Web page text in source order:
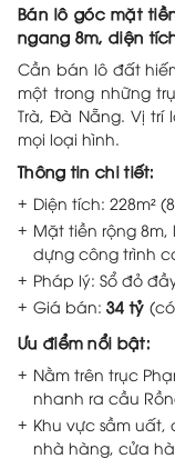
Bán lô góc mặt
ngang 8m, diện
Cần bán lô đất
một trong những
Trà, Đà Nẵng. Vị
mọi loại hình.
Thông tin chi tiết:
Diện tích: 228m²
Mặt tiền rộng
dựng công trình
Pháp lý: Sổ đỏ
Giá bán: 34 tỷ
Ưu điểm nổi bật:
Nằm trên trục
nhanh ra cầu
Khu vực sầm
nhà hàng, cửa